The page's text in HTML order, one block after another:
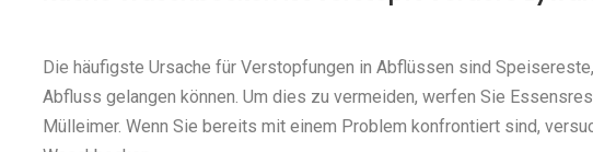
Die häufigste Ursache für Verstopfungen in Abflüssen sind
Abfluss gelangen können. Um dies zu vermeiden, werfen Sie
Mülleimer. Wenn Sie bereits mit einem Problem konfrontiert sind,